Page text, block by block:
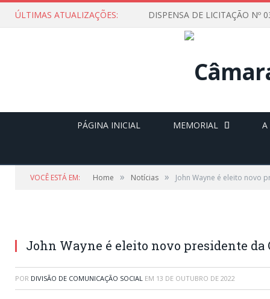
ÚLTIMAS ATUALIZAÇÕES:
PÁGINA INICIAL MEMORIAL A
VOCÊ ESTÁ EM: Home » Notícias » John Wayne é eleito novo
John Wayne é eleito novo presidente da
POR DIVISÃO DE COMUNICAÇÃO SOCIAL EM 13 DE OUTUBRO DE 2022